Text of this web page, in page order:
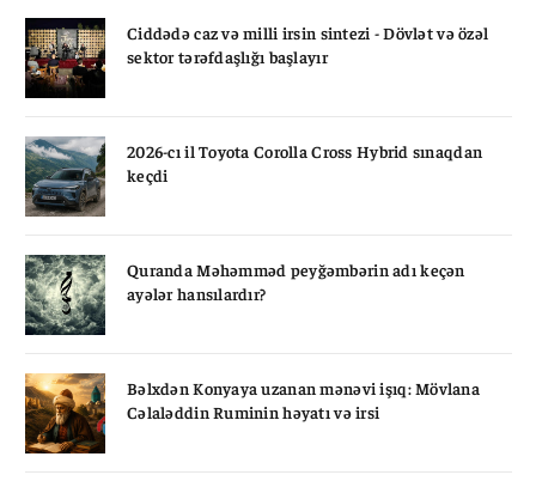
Ciddədə caz və milli irsin sintezi - Dövlət və özəl
sektor tərəfdaşlığı başlayır
2026-cı il Toyota Corolla Cross Hybrid sınaqdan
keçdi
Quranda Məhəmməd peyğəmbərin adı keçən
ayələr hansılardır?
Bəlxdən Konyaya uzanan mənəvi işıq: Mövlana
Cəlaləddin Ruminin həyatı və irsi